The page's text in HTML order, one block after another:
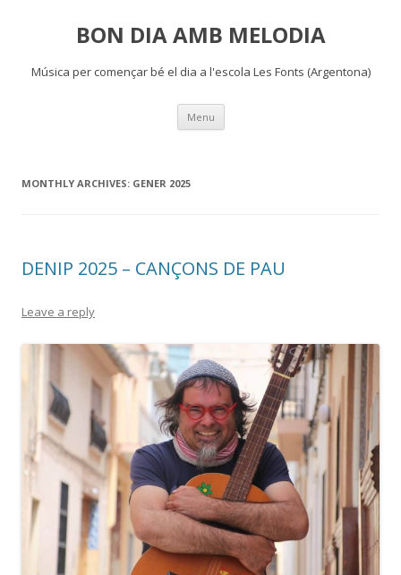
BON DIA AMB MELODIA
Música per començar bé el dia a l'escola Les Fonts (Argentona)
Menu Skip
content
MONTHLY ARCHIVES: GENER 2025
DENIP 2025 – CANÇONS DE PAU
Leave a reply